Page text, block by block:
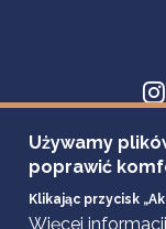
Używamy
poprawić
Klikając przycisk
Więcej informacji